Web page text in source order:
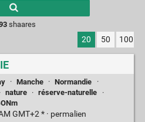
results.
shaares
20 50 100
· Manche · Normandie
·
· nature · réserve-naturelle
·
GMT+2 * · permalien